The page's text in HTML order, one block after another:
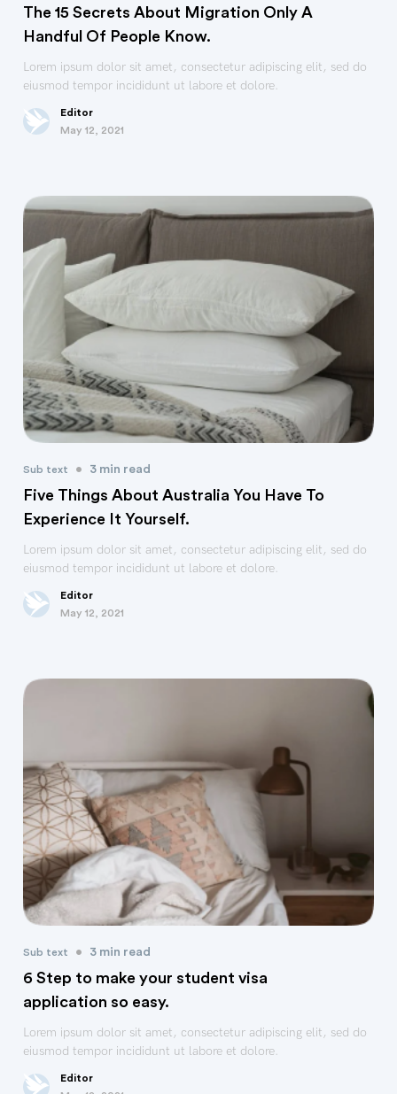
The 15 Secrets About Migration Only A
Handful Of People Know.
Lorem ipsum dolor sit amet, consectetur adipiscing elit, sed do
eiusmod tempor incididunt ut labore et dolore.
Editor
May 12, 2021
Sub text • 3 min read
Five Things About Australia You Have To
Experience It Yourself.
Lorem ipsum dolor sit amet, consectetur adipiscing elit, sed do
eiusmod tempor incididunt ut labore et dolore.
Editor
May 12, 2021
Sub text • 3 min read
6 Step to make your student visa
application so easy.
Lorem ipsum dolor sit amet, consectetur adipiscing elit, sed do
eiusmod tempor incididunt ut labore et dolore.
Editor